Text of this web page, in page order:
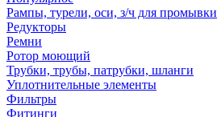
Рампы, турели, оси, з/ч для промывки
Редукторы
Ремни
Ротор моющий
Трубки, трубы, патрубки, шланги
Уплотнительные элементы
Фильтры
Фитинги